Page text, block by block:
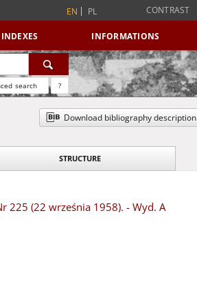
EN PL CONTRAST
INDEXES INFORMATIONS
search ?
Download bibliography description
STRUCTURE
225 (22 września 1958). - Wyd. A